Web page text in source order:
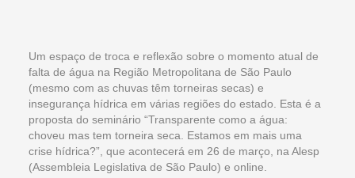
Um espaço de troca e reflexão sobre o momento atual de
falta de água na Região Metropolitana de São Paulo
(mesmo com as chuvas têm torneiras secas) e
insegurança hídrica em várias regiões do estado. Esta é a
proposta do seminário “Transparente como a água:
choveu mas tem torneira seca. Estamos em mais uma
crise hídrica?”, que acontecerá em 26 de março, na Alesp
(Assembleia Legislativa de São Paulo) e online.